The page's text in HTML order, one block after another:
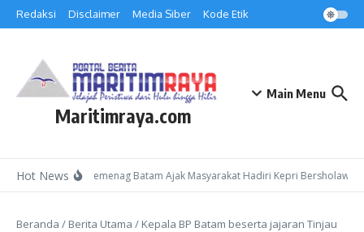
Lewati ke konten
Redaksi Disclaimer Media Siber Kode Etik
Maritimraya.com
Main Menu
Hot NewsKepala Kemenag Batam Ajak Masyarakat Hadiri Kepri Bersholawat
Beranda / Berita Utama / Kepala BP Batam beserta jajaran Tinjau